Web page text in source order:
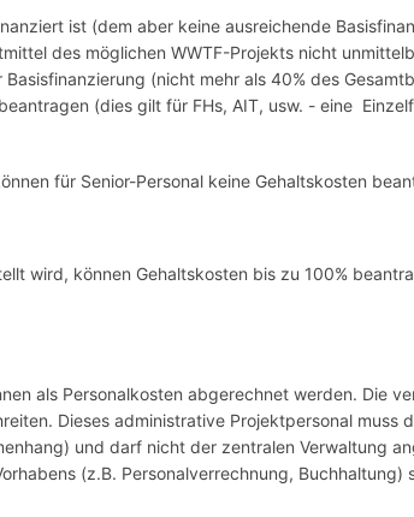
ist (dem aber keine ausreichende
des möglichen WWTF-Projekts nicht
(nicht mehr als 40% des
(dies gilt für FHs, AIT, usw. - eine
für Senior-Personal keine Gehaltskosten
wird, können Gehaltskosten bis zu 100%
als Personalkosten abgerechnet werden. Die
Dieses administrative Projektpersonal muss
und darf nicht der zentralen Verwaltung
(z.B. Personalverrechnung, Buchhaltung)